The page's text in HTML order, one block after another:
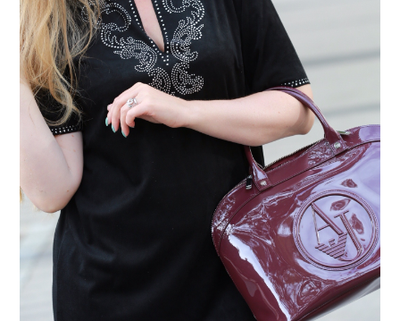
GRAIN DE FOLIE ET MES
PETITS TUYAUX…